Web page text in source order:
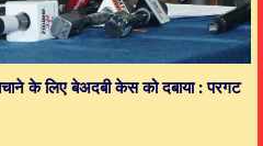
के लिए बेअदबी केस को दबाया : परगट